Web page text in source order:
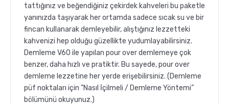
tattığınız ve beğendiğiniz çekirdek kahveleri bu paketle
yanınızda taşıyarak her ortamda sadece sıcak su ve bir
fincan kullanarak demleyebilir, alıştığınız lezzetteki
kahvenizi hep olduğu güzellikte yudumlayabilirsiniz.
Demleme V60 ile yapılan pour over demlemeye çok
benzer, daha hızlı ve pratiktir. Bu sayede, pour over
demleme lezzetine her yerde erişebilirsiniz. (Demleme
püf noktaları için "Nasıl İçilmeli / Demleme Yöntemi”
bölümünü okuyunuz.)